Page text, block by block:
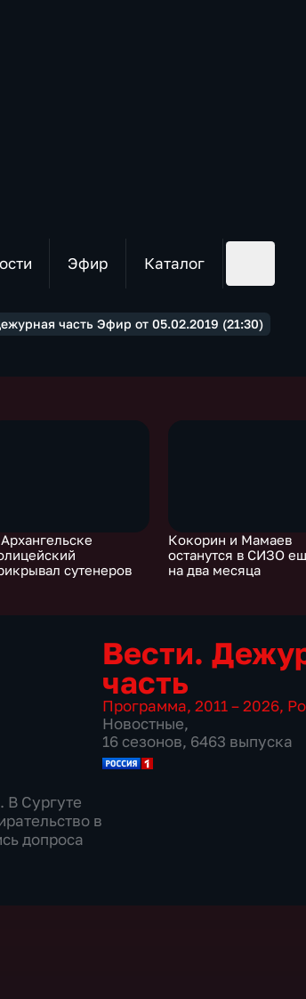
Эфир Каталог
часть Эфир от 05.02.2019 (21:30)
сутенеров
Кокорин и Мамаев
останутся в СИЗО
на два месяца
В Сургуте
в
допроса
Вести.
часть
Программа, 2011 – 2026,
Новостные,
16 сезонов, 6463 выпуска